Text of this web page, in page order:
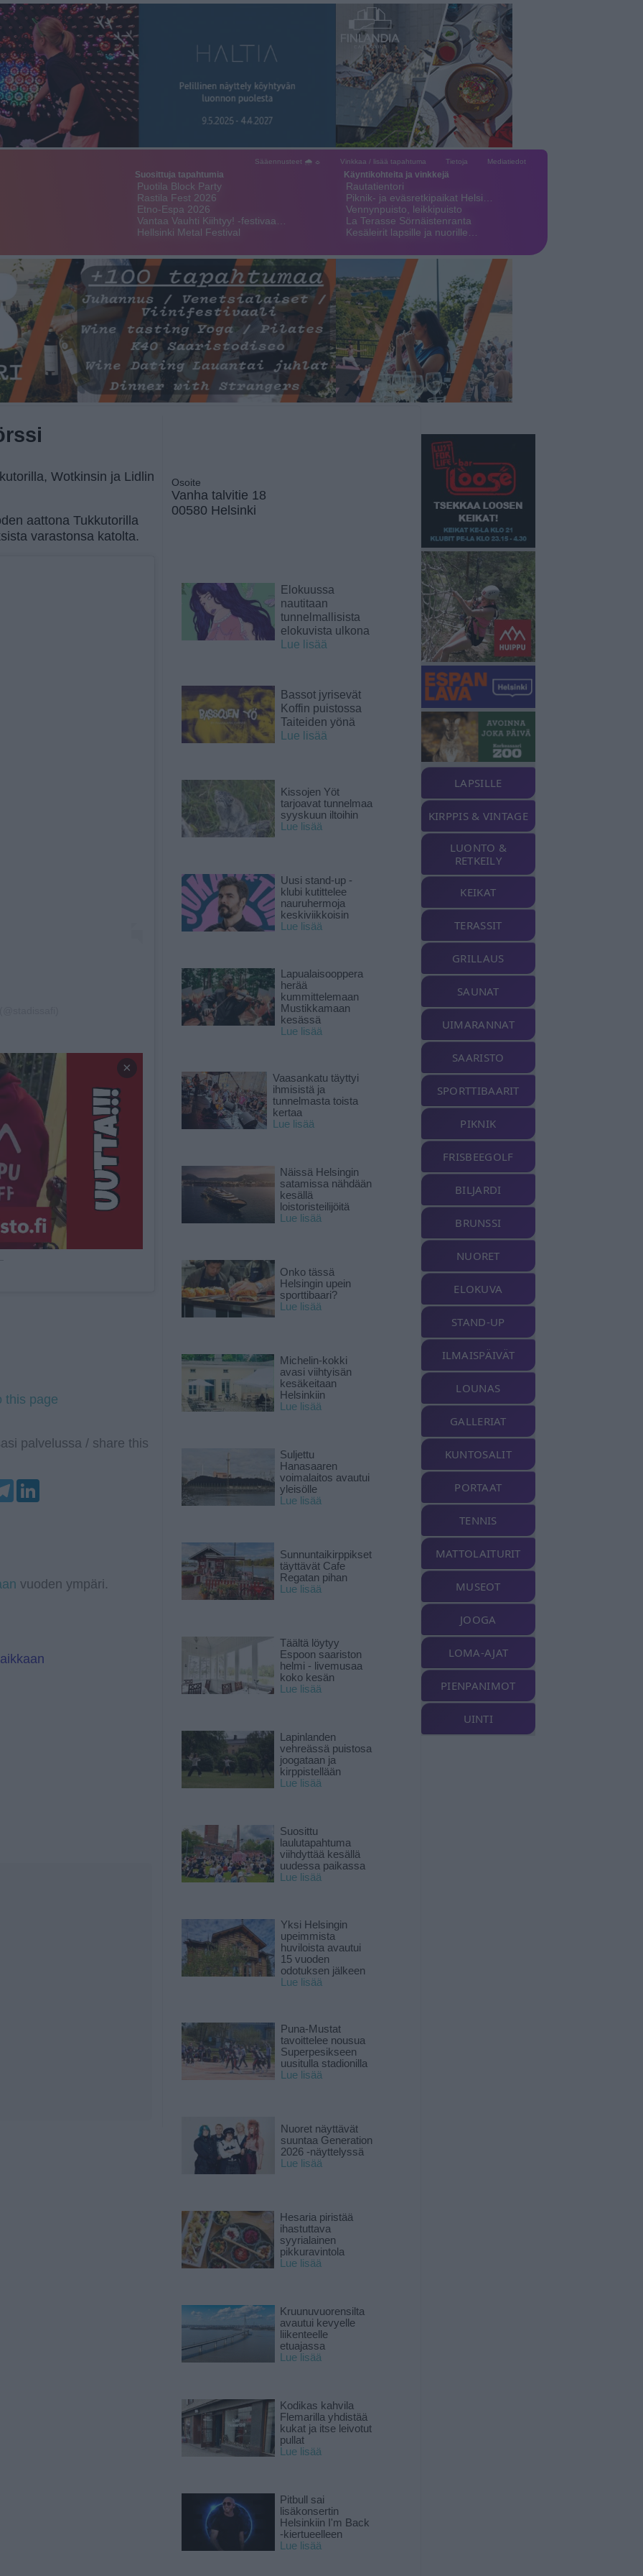
Sääennusteet 🌧 ☼ Vinkkaa / lisää tapahtuma Tietoja Mediatiedot
Suosittuja tapahtumia
Puotila Block Party
Rastila Fest 2026
Etno-Espa 2026
Vantaa Vauhti Kiihtyy! -festivaa…
Hellsinki Metal Festival
Käyntikohteita ja vinkkejä
Rautatientori
Piknik- ja eväsretkipaikat Helsi…
Vennynpuisto, leikkipuisto
La Terasse Sörnäistenranta
Kesäleirit lapsille ja nuorille…
Wotkinsin ja Lidlin
aattona Tukkutorilla
varastonsa katolta.
×
this page
palvelussa / share this
T
vuoden ympäri.
Osoite
Vanha talvitie 18
00580 Helsinki
Elokuussa
nautitaan
tunnelmallisista
elokuvista ulkona
Lue lisää
Bassot jyrisevät
Koffin puistossa
Taiteiden yönä
Lue lisää
Kissojen Yöt
tarjoavat tunnelmaa
syyskuun iltoihin
Lue lisää
Uusi stand-up -
klubi kutittelee
nauruhermoja
keskiviikkoisin
Lue lisää
Lapualaisooppera
herää
kummittelemaan
Mustikkamaan
kesässä
Lue lisää
Vaasankatu täyttyi
ihmisistä ja
tunnelmasta toista
kertaa
Lue lisää
Näissä Helsingin
satamissa nähdään
kesällä
loistoristeilijöitä
Lue lisää
Onko tässä
Helsingin upein
sporttibaari?
Lue lisää
Michelin-kokki
avasi viihtyisän
kesäkeitaan
Helsinkiin
Lue lisää
Suljettu
Hanasaaren
voimalaitos avautui
yleisölle
Lue lisää
Sunnuntaikirppikset
täyttävät Cafe
Regatan pihan
Lue lisää
Täältä löytyy
Espoon saariston
helmi - livemusaa
koko kesän
Lue lisää
Lapinlanden
vehreässä puistosa
joogataan ja
kirppistellään
Lue lisää
Suosittu
laulutapahtuma
viihdyttää kesällä
uudessa paikassa
Lue lisää
Yksi Helsingin
upeimmista
huviloista avautui
15 vuoden
odotuksen jälkeen
Lue lisää
Puna-Mustat
tavoittelee nousua
Superpesikseen
uusitulla stadionilla
Lue lisää
Nuoret näyttävät
suuntaa Generation
2026 -näyttelyssä
Lue lisää
Hesaria piristää
ihastuttava
syyrialainen
pikkuravintola
Lue lisää
Kruunuvuorensilta
avautui kevyelle
liikenteelle
etuajassa
Lue lisää
Kodikas kahvila
Flemarilla yhdistää
kukat ja itse leivotut
pullat
Lue lisää
Pitbull sai
lisäkonsertin
Helsinkiin I'm Back
-kiertueelleen
Lue lisää
LAPSILLE
KIRPPIS & VINTAGE
LUONTO &
RETKEILY
KEIKAT
TERASSIT
GRILLAUS
SAUNAT
UIMARANNAT
SAARISTO
SPORTTIBAARIT
PIKNIK
FRISBEEGOLF
BILJARDI
BRUNSSI
NUORET
ELOKUVA
STAND-UP
ILMAISPÄIVÄT
LOUNAS
GALLERIAT
KUNTOSALIT
PORTAAT
TENNIS
MATTOLAITURIT
MUSEOT
JOOGA
LOMA-AJAT
PIENPANIMOT
UINTI